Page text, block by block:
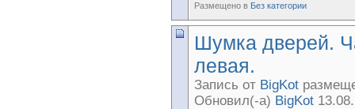
Размещено в Без категории
Шумка дверей.
левая.
Запись от BigKot
Обновил(-а) BigKot